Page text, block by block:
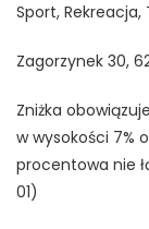
Sport,
Zagorzynek 30,
Zniżka
w wysokości 7%
procentowa nie
01)